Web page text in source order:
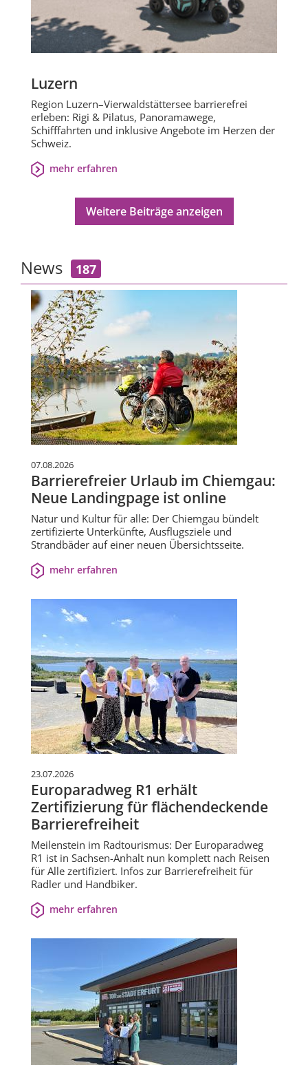
Luzern
Region Luzern–Vierwaldstättersee barrierefrei
erleben: Rigi & Pilatus, Panoramawege,
Schifffahrten und inklusive Angebote im Herzen der
Schweiz.
mehr erfahren
Weitere Beiträge anzeigen
News 187
07.08.2026
Barrierefreier Urlaub im Chiemgau:
Neue Landingpage ist online
Natur und Kultur für alle: Der Chiemgau bündelt
zertifizierte Unterkünfte, Ausflugsziele und
Strandbäder auf einer neuen Übersichtsseite.
mehr erfahren
23.07.2026
Europaradweg R1 erhält
Zertifizierung für flächendeckende
Barrierefreiheit
Meilenstein im Radtourismus: Der Europaradweg
R1 ist in Sachsen-Anhalt nun komplett nach Reisen
für Alle zertifiziert. Infos zur Barrierefreiheit für
Radler und Handbiker.
mehr erfahren